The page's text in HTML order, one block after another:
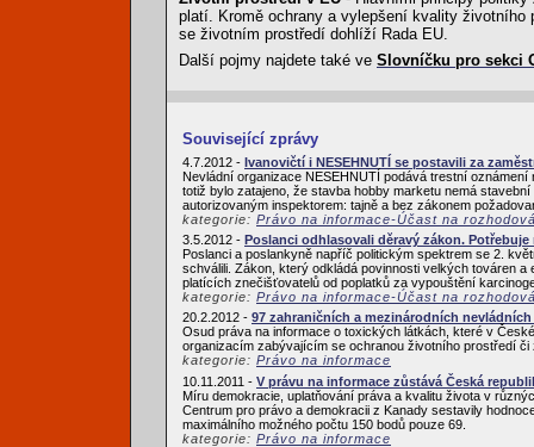
platí. Kromě ochrany a vylepšení kvality
se životním prostředí dohlíží Rada EU.
Další pojmy najdete také ve Slovníčku pro sekci
Související zprávy
4.7.2012 - Ivanovičtí i NESEHNUTÍ se postavili za
Nevládní organizace NESEHNUTÍ podává trestní
totiž bylo zatajeno, že stavba hobby marketu nemá
autorizovaným inspektorem: tajně a bez zákonem
kategorie: Právo na informace-Účast na
3.5.2012 - Poslanci odhlasovali děravý zákon. Potřebuje
Poslanci a poslankyně napříč politickým spektrem se 2.
schválili. Zákon, který odkládá povinnosti velkých továren
platících znečišťovatelů od poplatků za vypouštění
kategorie: Právo na informace-Účast na
20.2.2012 - 97 zahraničních a mezinárodních
Osud práva na informace o toxických látkách, které v
organizacím zabývajícím se ochranou životního prostředí či
kategorie: Právo na informace
10.11.2011 - V právu na informace zůstává Česká
Míru demokracie, uplatňování práva a kvalitu života v
Centrum pro právo a demokracii z Kanady sestavily
maximálního možného počtu 150 bodů pouze 69.
kategorie: Právo na informace